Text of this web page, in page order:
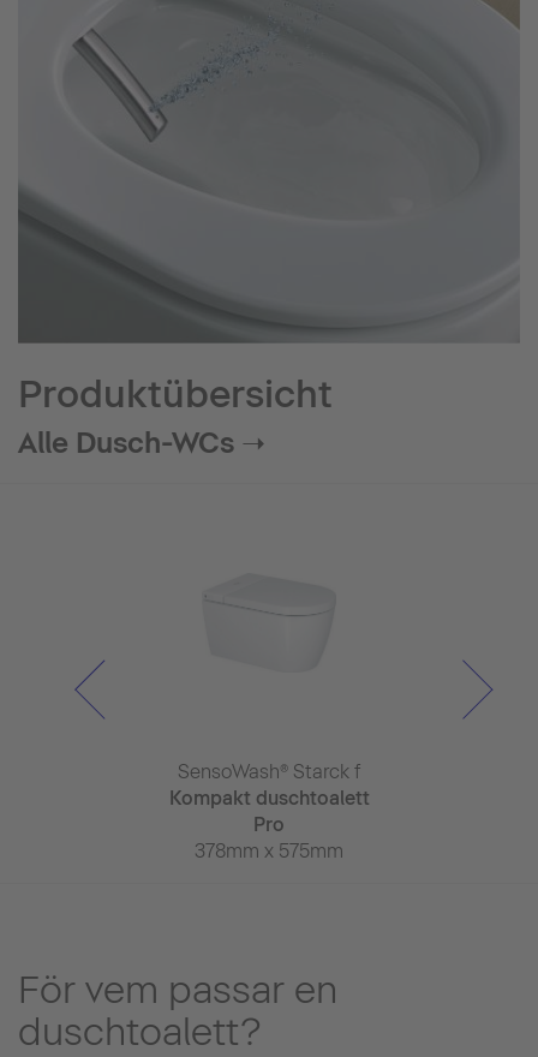
Produktübersicht
Alle Dusch-WCs ➝
SensoWash® Starck f
Kompakt duschtoalett
Pro
378mm x 575mm
För vem passar en
duschtoalett?